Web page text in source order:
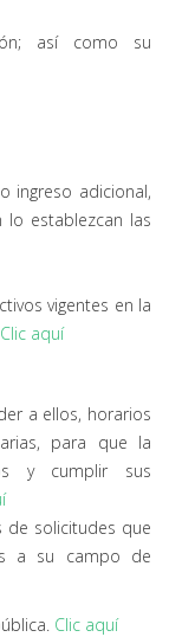
así como su
ingreso adicional,
lo establezcan las
vigentes en la
Clic aquí
a ellos, horarios
para que la
y cumplir sus
de solicitudes que
a su campo de
Clic aquí